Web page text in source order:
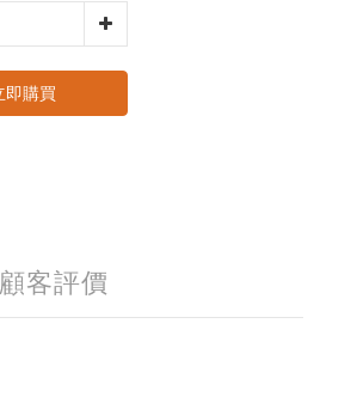
即購買
顧客評價